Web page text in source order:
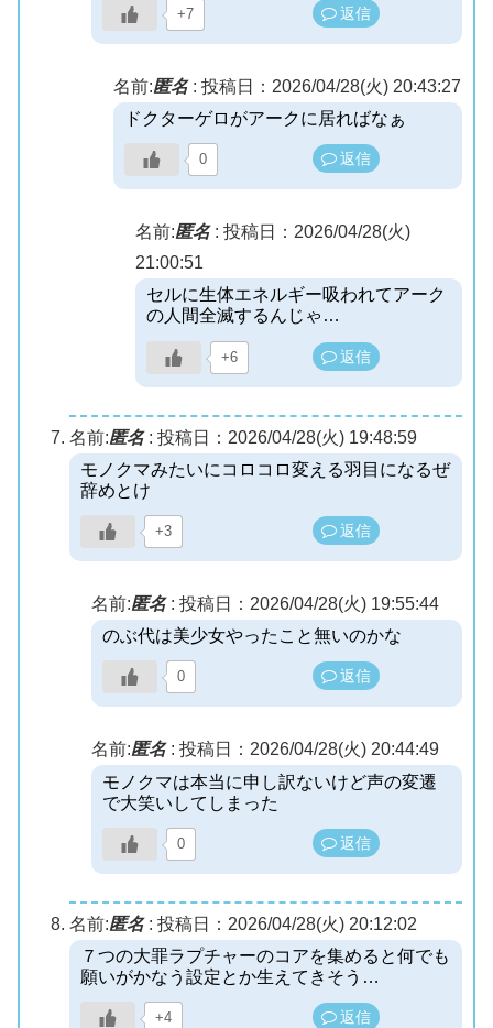
+7 返信
名前:匿名: 投稿日：2026/04/28(火) 20:43:27
ドクターゲロがアークに居ればなぁ
0 返信
名前:匿名: 投稿日：2026/04/28(火)
21:00:51
セルに生体エネルギー吸われてアーク
の人間全滅するんじゃ…
+6 返信
名前:匿名: 投稿日：2026/04/28(火) 19:48:59
モノクマみたいにコロコロ変える羽目になるぜ
辞めとけ
+3 返信
名前:匿名: 投稿日：2026/04/28(火) 19:55:44
のぶ代は美少女やったこと無いのかな
0 返信
名前:匿名: 投稿日：2026/04/28(火) 20:44:49
モノクマは本当に申し訳ないけど声の変遷
で大笑いしてしまった
0 返信
名前:匿名: 投稿日：2026/04/28(火) 20:12:02
７つの大罪ラプチャーのコアを集めると何でも
願いがかなう設定とか生えてきそう…
+4 返信